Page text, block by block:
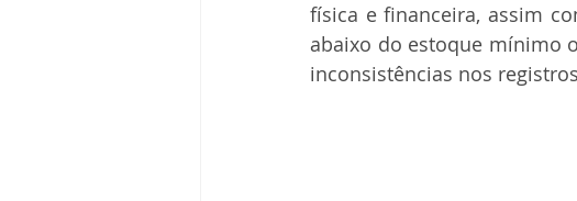
física e financeira, assim
abaixo do estoque mínimo
inconsistências nos